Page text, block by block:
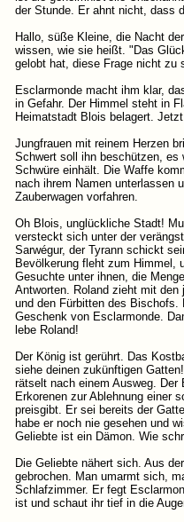
der Stunde. Er ahnt nicht, dass
Hallo, süße Kleine, die Nacht
wissen, wie sie heißt. "Das
gelobt hat, diese Frage nicht zu
Esclarmonde macht ihm klar,
in Gefahr. Der Himmel steht in
Heimatstadt Blois belagert.
Jungfrauen mit reinem Herzen
Schwert soll ihn beschützen, es
Schwüre einhält. Die Waffe
nach ihrem Namen unterlassen
Zauberwagen vorfahren.
Oh Blois, unglückliche Stadt!
versteckt sich unter der
Sarwégur, der Tyrann schickt
Bevölkerung fleht zum Himmel,
Gesuchte unter ihnen, die
Antworten. Roland zieht mit
und den Fürbitten des Bischofs.
Geschenk von Esclarmonde.
lebe Roland!
Der König ist gerührt. Das
siehe deinen zukünftigen
rätselt nach einem Ausweg.
Erkorenen zur Ablehnung einer
preisgibt. Er sei bereits der
habe er noch nie gesehen und
Geliebte ist ein Dämon. Wie
Die Geliebte nähert sich. Aus
gebrochen. Man umarmt sich,
Schlafzimmer. Er fegt
ist und schaut ihr tief in die